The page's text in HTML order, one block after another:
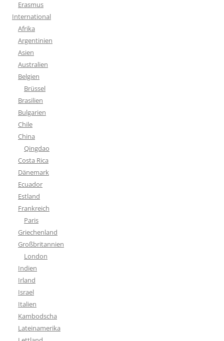
Erasmus
International
Afrika
Argentinien
Asien
Australien
Belgien
Brüssel
Brasilien
Bulgarien
Chile
China
Qingdao
Costa Rica
Dänemark
Ecuador
Estland
Frankreich
Paris
Griechenland
Großbritannien
London
Indien
Irland
Israel
Italien
Kambodscha
Lateinamerika